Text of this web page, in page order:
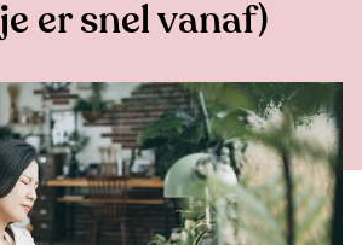
er snel vanaf)